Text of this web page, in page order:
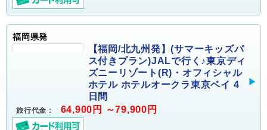
福岡県発
【福岡/北九州発】(サマーキッズパ
ス付きプラン)JALで行く♪東京ディ
ズニーリゾート(R)・オフィシャル
ホテル ホテルオークラ東京ベイ 4
日間
旅行代金： 64,900円 ～79,900円